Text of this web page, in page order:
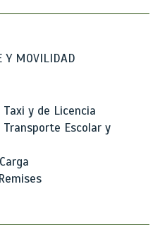
Y MOVILIDAD
y de Licencia
Escolar y